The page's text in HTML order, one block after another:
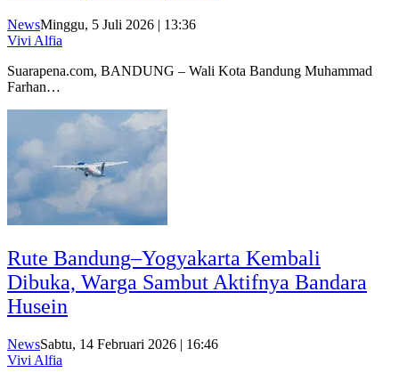
NewsMinggu, 5 Juli 2026 | 13:36
Vivi Alfia
Suarapena.com, BANDUNG – Wali Kota Bandung Muhammad
Farhan…
Rute Bandung–Yogyakarta Kembali
Dibuka, Warga Sambut Aktifnya Bandara
Husein
NewsSabtu, 14 Februari 2026 | 16:46
Vivi Alfia